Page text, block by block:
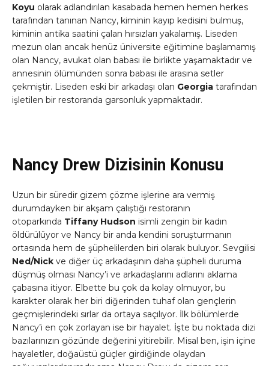
Koyu olarak adlandırılan kasabada hemen hemen herkes
tarafından tanınan Nancy, kiminin kayıp kedisini bulmuş,
kiminin antika saatini çalan hırsızları yakalamış. Liseden
mezun olan ancak henüz üniversite eğitimine başlamamış
olan Nancy, avukat olan babası ile birlikte yaşamaktadır ve
annesinin ölümünden sonra babası ile arasına setler
çekmiştir. Liseden eski bir arkadaşı olan Georgia tarafından
işletilen bir restoranda garsonluk yapmaktadır.
Nancy Drew Dizisinin Konusu
Uzun bir süredir gizem çözme işlerine ara vermiş
durumdayken bir akşam çalıştığı restoranın
otoparkında Tiffany Hudson isimli zengin bir kadın
öldürülüyor ve Nancy bir anda kendini soruşturmanın
ortasında hem de şüphelilerden biri olarak buluyor. Sevgilisi
Ned/Nick ve diğer üç arkadaşının daha şüpheli duruma
düşmüş olması Nancy’i ve arkadaşlarını adlarını aklama
çabasına itiyor. Elbette bu çok da kolay olmuyor, bu
karakter olarak her biri diğerinden tuhaf olan gençlerin
geçmişlerindeki sırlar da ortaya saçılıyor. İlk bölümlerde
Nancy’i en çok zorlayan ise bir hayalet. İşte bu noktada dizi
bazılarınızın gözünde değerini yitirebilir. Misal ben, işin içine
hayaletler, doğaüstü güçler girdiğinde olaydan